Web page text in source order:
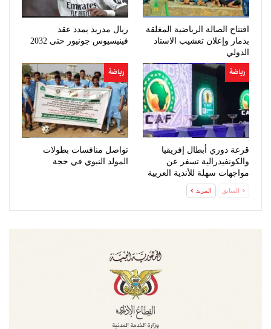
افتتاح الصالة الرياضية المغلقة
بذمار وإعلان تعشيب الاستاد
الدولي
ريال مدريد يمدد عقد
فينيسيوس جونيور حتى 2032
رياضة
قرعة دوري أبطال إفريقيا
والكونفيدرالية تسفر عن
مواجهات سهلة للأندية العربية
رياضة
تواصل منافسات بطولات
المولد النبوي في حجة
السابق المزيد